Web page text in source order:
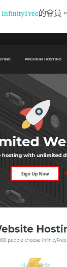
InfinityFree的會員。